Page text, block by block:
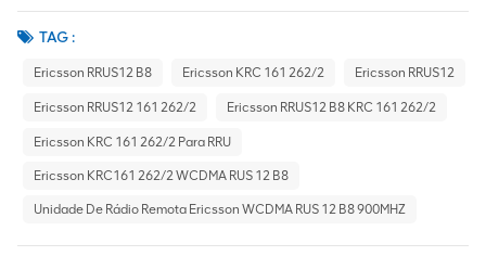
TAG :
Ericsson RRUS12 B8 Ericsson KRC 161 262/2 Ericsson RRUS12
Ericsson RRUS12 161 262/2 Ericsson RRUS12 B8 KRC 161 262/2
Ericsson KRC 161 262/2 Para RRU
Ericsson KRC161 262/2 WCDMA RUS 12 B8
Unidade De Rádio Remota Ericsson WCDMA RUS 12 B8 900MHZ